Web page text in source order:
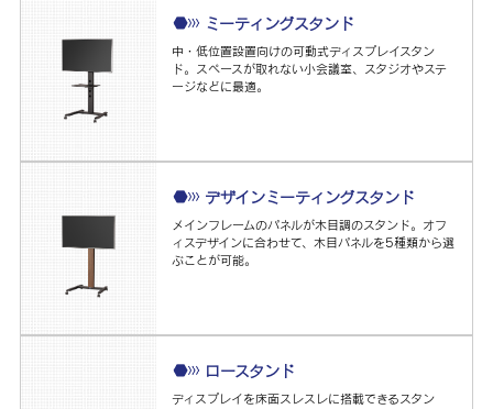
ミーティングスタンド
中・低位置設置向けの可動式ディスプレイスタン
ド。スペースが取れない小会議室、スタジオやステ
ージなどに最適。
デザインミーティングスタンド
メインフレームのパネルが木目調のスタンド。オフ
ィスデザインに合わせて、木目パネルを5種類から選
ぶことが可能。
ロースタンド
ディスプレイを床面スレスレに搭載できるスタン